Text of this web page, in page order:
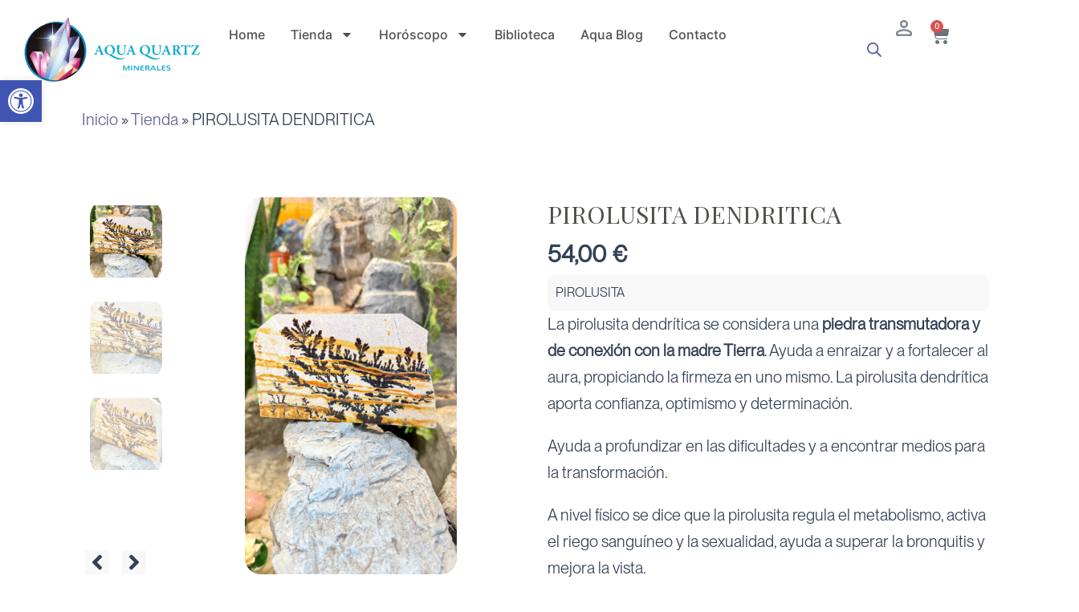
Abrir barra de herramientas
contenido
Home Tienda Horóscopo Biblioteca Aqua Blog Contacto
0 Cart
Inicio »Tienda » PIROLUSITA DENDRITICA
PIROLUSITA DENDRITICA
54,00€
PIROLUSITA
La pirolusita dendrítica se considera una piedra transmutadora y
de conexión con la madre Tierra. Ayuda a enraizar y a fortalecer al
aura, propiciando la firmeza en uno mismo. La pirolusita dendrítica
aporta confianza, optimismo y determinación.
Ayuda a profundizar en las dificultades y a encontrar medios para
la transformación.
A nivel físico se dice que la pirolusita regula el metabolismo, activa
el riego sanguíneo y la sexualidad, ayuda a superar la bronquitis y
mejora la vista.